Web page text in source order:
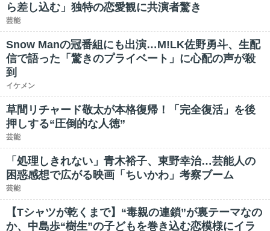
ら差し込む」独特の恋愛観に共演者驚き
芸能
Snow Manの冠番組にも出演…M!LK佐野勇斗、生配
信で語った「驚きのプライベート」に心配の声が殺
到
イケメン
草間リチャード敬太が本格復帰！「完全復活」を後
押しする“圧倒的な人徳”
芸能
「処理しきれない」青木裕子、東野幸治…芸能人の
困惑感想で広がる映画「ちいかわ」考察ブーム
芸能
【Tシャツが乾くまで】“毒親の連鎖”が裏テーマなの
か、中島歩“樹生”の子どもを巻き込む恋模様にイラ